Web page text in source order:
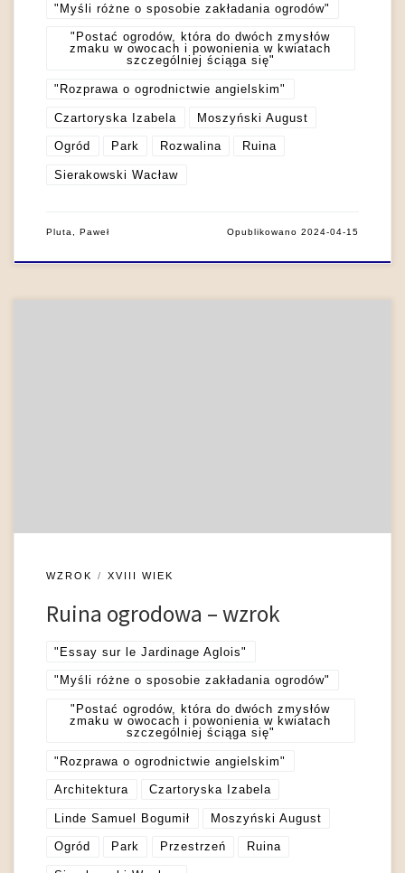
"Myśli różne o sposobie zakładania ogrodów"
"Postać ogrodów, która do dwóch zmysłów
zmaku w owocach i powonienia w kwiatach
szczególniej ściąga się"
"Rozprawa o ogrodnictwie angielskim"
Czartoryska Izabela Moszyński August
Ogród Park Rozwalina Ruina
Sierakowski Wacław
Pluta, Paweł Opublikowano2024-04-15
WZROK XVIII WIEK
Ruina ogrodowa – wzrok
"Essay sur le Jardinage Aglois"
"Myśli różne o sposobie zakładania ogrodów"
"Postać ogrodów, która do dwóch zmysłów
zmaku w owocach i powonienia w kwiatach
szczególniej ściąga się"
"Rozprawa o ogrodnictwie angielskim"
Architektura Czartoryska Izabela
Linde Samuel Bogumił Moszyński August
Ogród Park Przestrzeń Ruina